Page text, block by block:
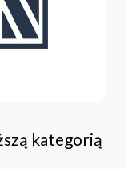
kategorią